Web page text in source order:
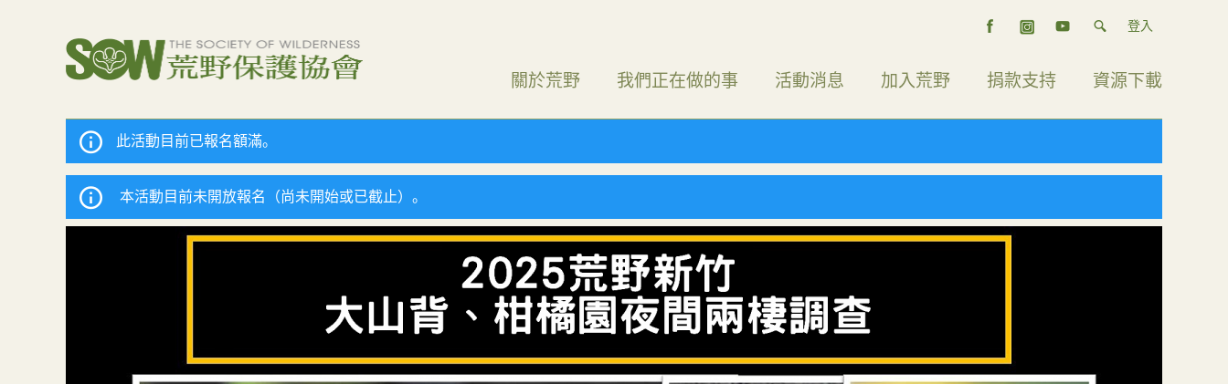
登入
關於荒野 我們正在做的事 活動消息 加入荒野 捐款支持 資源下載
此活動目前已報名額滿。
本活動目前未開放報名（尚未開始或已截止）。